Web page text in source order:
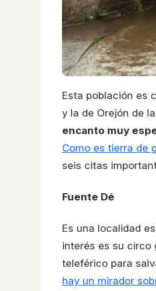
Esta población es
y la de Orejón de
encanto muy
Como es tierra de
seis citas
Fuente Dé
Es una localidad
interés es su circo
teleférico para
hay un mirador